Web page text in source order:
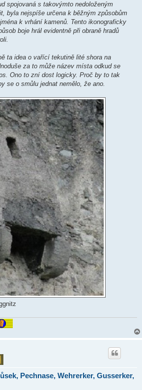
spojovaná s takovýmto nedoloženým
byla nejspíše určena k běžným způsobům
k vrhání kamenů. Tento ikonograficky
boje hrál evidentně při obraně hradů
ta idea o vařící tekutině lité shora na
za to může název místa odkud se
Ono to zní dost logicky. Proč by to tak
se o smůlu jednat nemělo, že ano.
Pechnase, Wehrerker, Gusserker,